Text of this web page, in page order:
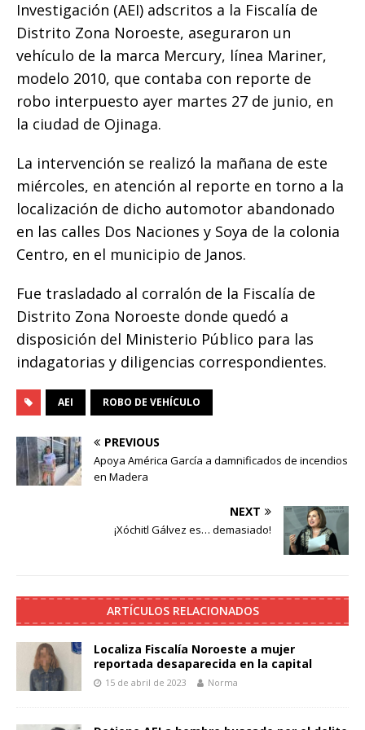
o
o
k
p
p
g
e
r
n
k
ti
r
Investigación (AEI) adscritos a la Fiscalía de
Distrito Zona Noroeste, aseguraron un
vehículo de la marca Mercury, línea Mariner,
modelo 2010, que contaba con reporte de
robo interpuesto ayer martes 27 de junio, en
la ciudad de Ojinaga.
La intervención se realizó la mañana de este
miércoles, en atención al reporte en torno a la
localización de dicho automotor abandonado
en las calles Dos Naciones y Soya de la colonia
Centro, en el municipio de Janos.
Fue trasladado al corralón de la Fiscalía de
Distrito Zona Noroeste donde quedó a
disposición del Ministerio Público para las
indagatorias y diligencias correspondientes.
AEI ROBO DE VEHÍCULO
PREVIOUS
Apoya América García a damnificados de incendios
en Madera
NEXT
¡Xóchitl Gálvez es… demasiado!
ARTÍCULOS RELACIONADOS
Localiza Fiscalía Noroeste a mujer
reportada desaparecida en la capital
15 de abril de 2023 Norma